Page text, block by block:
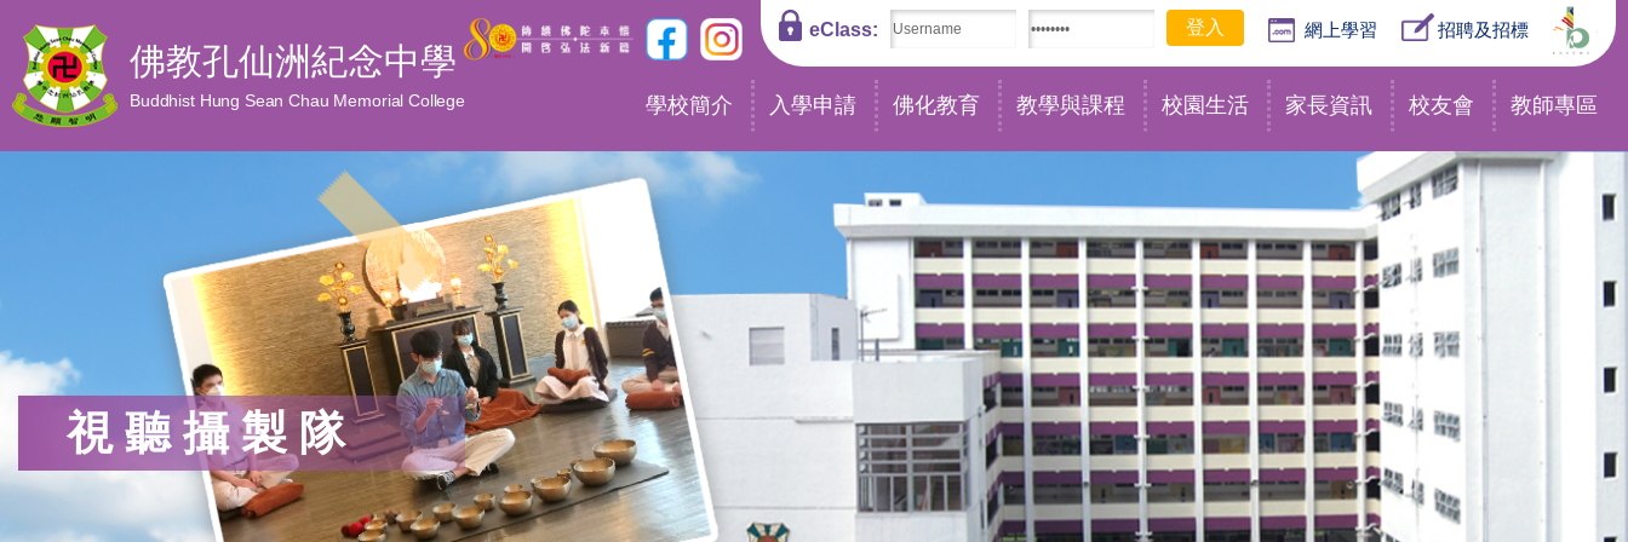
佛教孔仙洲紀念中學
Buddhist Hung Sean Chau Memorial College
eClass: 網上學習 招聘及招標
學校簡介 入學申請 佛化教育 教學與課程 校園生活 家長資訊 校友會 教師專區
視聽攝製隊